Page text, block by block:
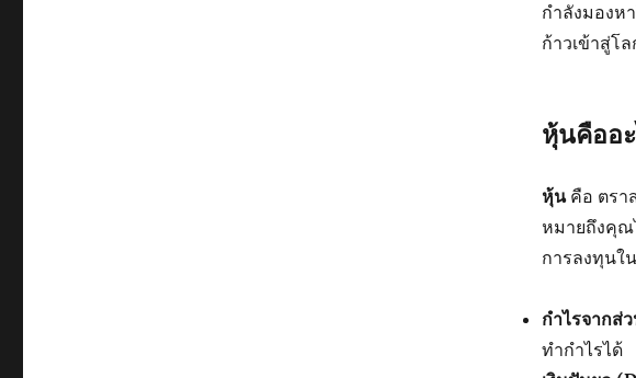
กำลังมองห
ก้าวเข้าสู่โ
หุ้นคืออ
หุ้นคือ ตรา
หมายถึงคุณ
การลงทุนใ
กำไรจากส่
ทำกำไรได้